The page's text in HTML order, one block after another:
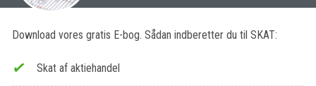
Download vores gratis E-bog. Sådan indberetter du til SKAT:
Skat af aktiehandel